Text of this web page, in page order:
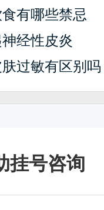
有哪些禁忌
经性皮炎
过敏有区别吗
挂号咨询